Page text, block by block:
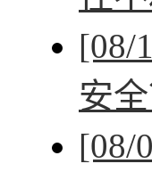
[08/
安全
[08/